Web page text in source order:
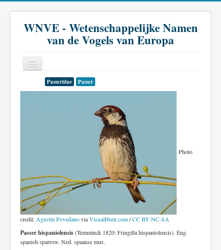
WNVE - Wetenschappelijke Namen
van de Vogels van Europa
Historie
Literatuur
Passeridae Passer
Photo
credit: Agustín PovedanoviaVisualHunt.com/CC BY-NC-SA
Passer hispaniolensis(Temminck 1820: Fringilla hispaniolensis). Eng.
spanish sparrow. Ned. spaanse mus.